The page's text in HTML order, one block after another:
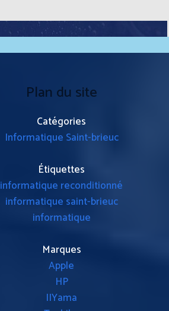
Plan du site
Catégories
Informatique Saint-brieuc
Étiquettes
informatique reconditionné
informatique saint-brieuc
informatique
Marques
Apple
HP
IIYama